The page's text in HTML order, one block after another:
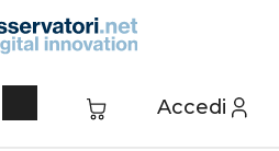
Accedi